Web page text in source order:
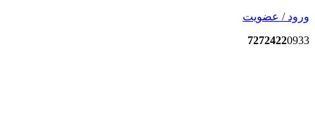
ورود / عضویت
72724220933